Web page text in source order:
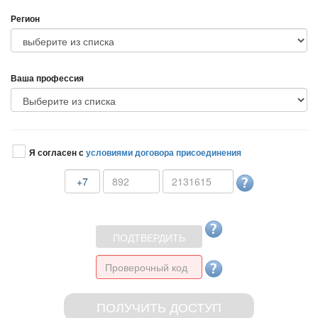
Регион
аша профессия
Я согласен сусловиями договора присоединения
+7